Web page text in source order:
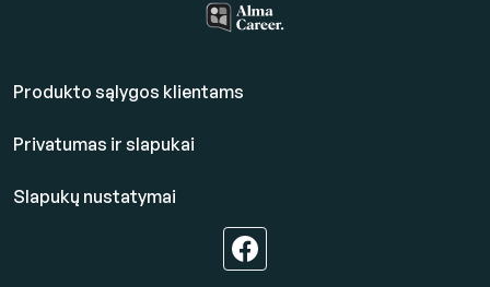
Produkto sąlygos klientams
Privatumas ir slapukai
Slapukų nustatymai